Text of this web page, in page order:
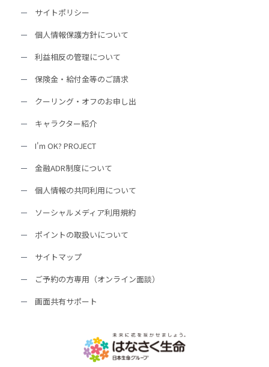
サイトポリシー
個人情報保護方針について
利益相反の管理について
保険金・給付金等のご請求
クーリング・オフのお申し出
キャラクター紹介
I'm OK? PROJECT
金融ADR制度について
個人情報の共同利用について
ソーシャルメディア利用規約
ポイントの取扱いについて
サイトマップ
ご予約の方専用（オンライン面談）
画面共有サポート